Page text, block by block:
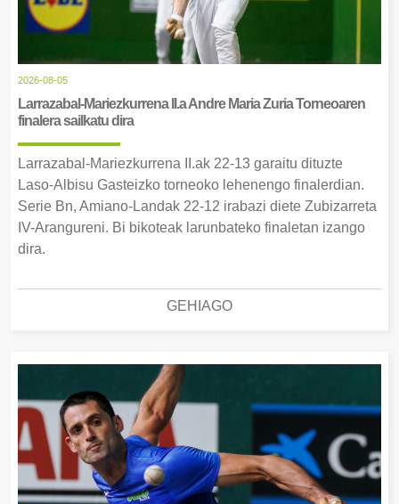
2026-08-05
Larrazabal-Mariezkurrena II.a Andre Maria Zuria Torneoaren
finalera sailkatu dira
Larrazabal-Mariezkurrena II.ak 22-13 garaitu dituzte
Laso-Albisu Gasteizko torneoko lehenengo finalerdian.
Serie Bn, Amiano-Landak 22-12 irabazi diete Zubizarreta
IV-Arangureni. Bi bikoteak larunbateko finaletan izango
dira.
GEHIAGO